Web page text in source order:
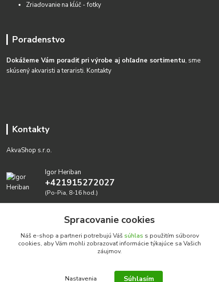
Zriaďovanie na kĺúč - fotky
Poradenstvo
Dokážeme Vám poradiť pri výrobe aj ohľadne sortimentu, sme
skúsený akvaristi a teraristi.Kontakty
Kontakty
AkvaShop s.r.o.
Igor Heriban
+421915272027
(Po-Pia, 8-16 hod.)
Realizujeme prírodné akvária: AkvaShop s.r.o. • IBAN:
Spracovanie cookies
Náš e-shop a partneri potrebujú Váš súhlas s použitím súborov
cookies, aby Vám mohli zobrazovať informácie týkajúce sa Vašich
záujmov.
Nastavenia Súhlasím